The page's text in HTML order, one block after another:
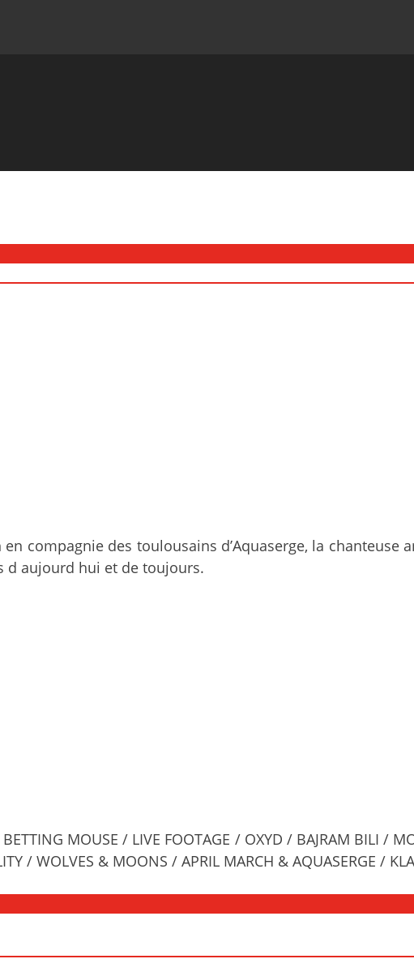
en compagnie des toulousains d’Aquaserge, la
d aujourd hui et de toujours.
MOUSE / LIVE FOOTAGE / OXYD / BAJRAM BILI /
/ WOLVES & MOONS / APRIL MARCH & AQUASERGE /